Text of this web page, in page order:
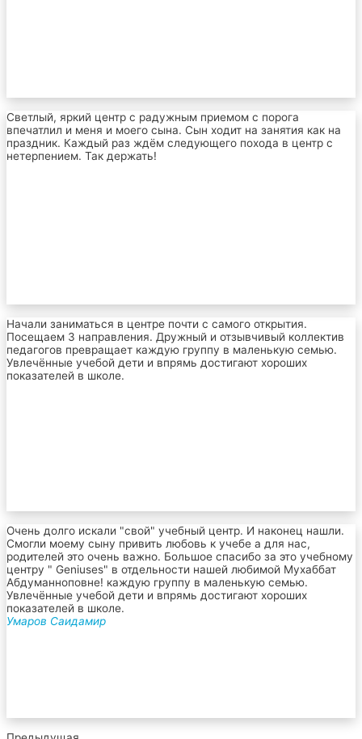
Светлый, яркий центр с радужным приемом с порога
впечатлил и меня и моего сына. Сын ходит на занятия как на
праздник. Каждый раз ждём следующего похода в центр с
нетерпением. Так держать!
Начали заниматься в центре почти с самого открытия.
Посещаем 3 направления. Дружный и отзывчивый коллектив
педагогов превращает каждую группу в маленькую семью.
Увлечённые учебой дети и впрямь достигают хороших
показателей в школе.
Очень долго искали "свой" учебный центр. И наконец нашли.
Смогли моему сыну привить любовь к учебе а для нас,
родителей это очень важно. Большое спасибо за это учебному
центру " Geniuses" в отдельности нашей любимой Мухаббат
Абдуманноповне! каждую группу в маленькую семью.
Увлечённые учебой дети и впрямь достигают хороших
показателей в школе.
Умаров Саидамир